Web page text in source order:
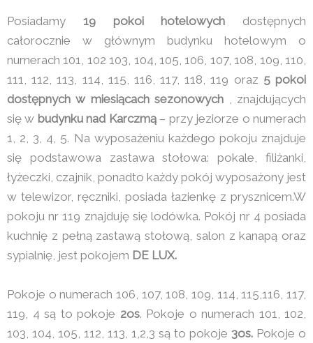
Posiadamy 19 pokoi hotelowych dostępnych
całorocznie w głównym budynku hotelowym o
numerach 101, 102 103, 104, 105, 106, 107, 108, 109, 110,
111, 112, 113, 114, 115, 116, 117, 118, 119 oraz 5 pokoi
dostępnych w miesiącach sezonowych , znajdujących
się w budynku nad Karczmą– przy jeziorze o numerach
1, 2, 3, 4, 5. Na wyposażeniu każdego pokoju znajduje
się podstawowa zastawa stołowa: pokale, filiżanki,
łyżeczki, czajnik, ponadto każdy pokój wyposażony jest
w telewizor, ręczniki, posiada łazienkę z prysznicem.W
pokoju nr 119 znajduję się lodówka. Pokój nr 4 posiada
kuchnię z pełną zastawą stołową, salon z kanapą oraz
sypialnię, jest pokojem DE LUX.
Pokoje o numerach 106, 107, 108, 109, 114, 115,116, 117,
119, 4 są to pokoje 2os. Pokoje o numerach 101, 102,
103, 104, 105, 112, 113, 1,2,3 są to pokoje 3os. Pokoje o